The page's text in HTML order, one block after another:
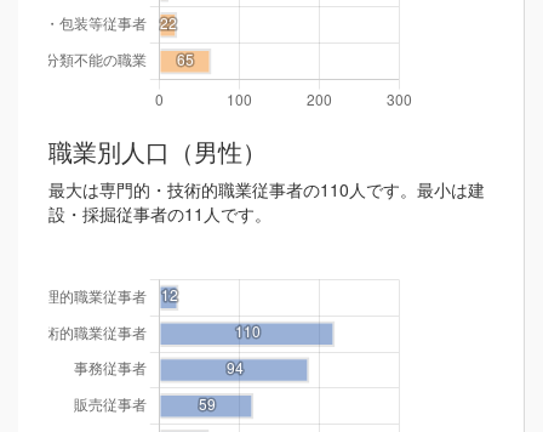
職業別人口（男性）
最大は専門的・技術的職業従事者の110人です。最小は建
設・採掘従事者の11人です。